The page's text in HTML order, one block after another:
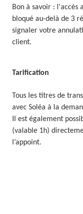
Bon à savoir : l'accès
bloqué au-delà de 3
signaler votre
client.
Tarification
Tous les titres de
avec Soléa à la
Il est également
(valable 1h)
l’appoint.